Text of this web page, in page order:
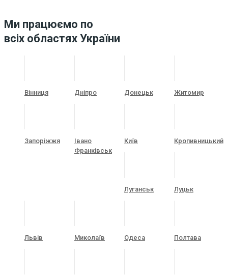
Ми працюємо по
всіх областях України
Вінниця Дніпро Донецьк Житомир
Запоріжжя
Івано
Франківськ
Київ Кропивницький
Луганськ Луцьк
Львів Миколаїв Одеса Полтава